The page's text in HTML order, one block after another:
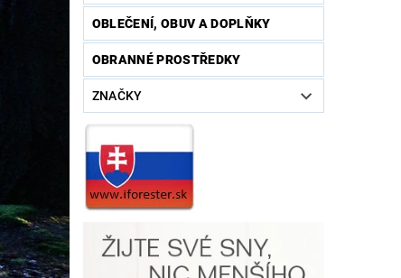
OBLEČENÍ, OBUV A DOPLŇKY
OBRANNÉ PROSTŘEDKY
ZNAČKY